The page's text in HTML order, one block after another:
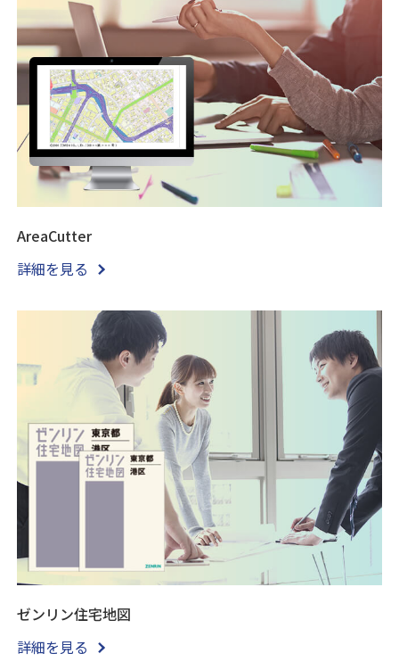
AreaCutter
詳細を見る
ゼンリン住宅地図
詳細を見る